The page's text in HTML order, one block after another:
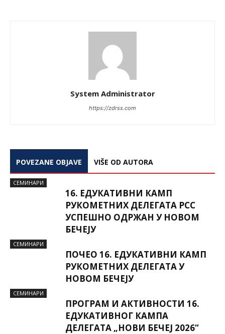
System Administrator
https://zdrss.com
POVEZANE OBJAVE VIŠE OD AUTORA
СЕМИНАРИ
16. ЕДУКАТИВНИ КАМП
РУКОМЕТНИХ ДЕЛЕГАТА РСС
УСПЕШНО ОДРЖАН У НОВОМ
БЕЧЕЈУ
СЕМИНАРИ
ПОЧЕО 16. ЕДУКАТИВНИ КАМП
РУКОМЕТНИХ ДЕЛЕГАТА У
НОВОМ БЕЧЕЈУ
СЕМИНАРИ
ПРОГРАМ И АКТИВНОСТИ 16.
ЕДУКАТИВНОГ КАМПА
ДЕЛЕГАТА „НОВИ БЕЧЕЈ 2026“